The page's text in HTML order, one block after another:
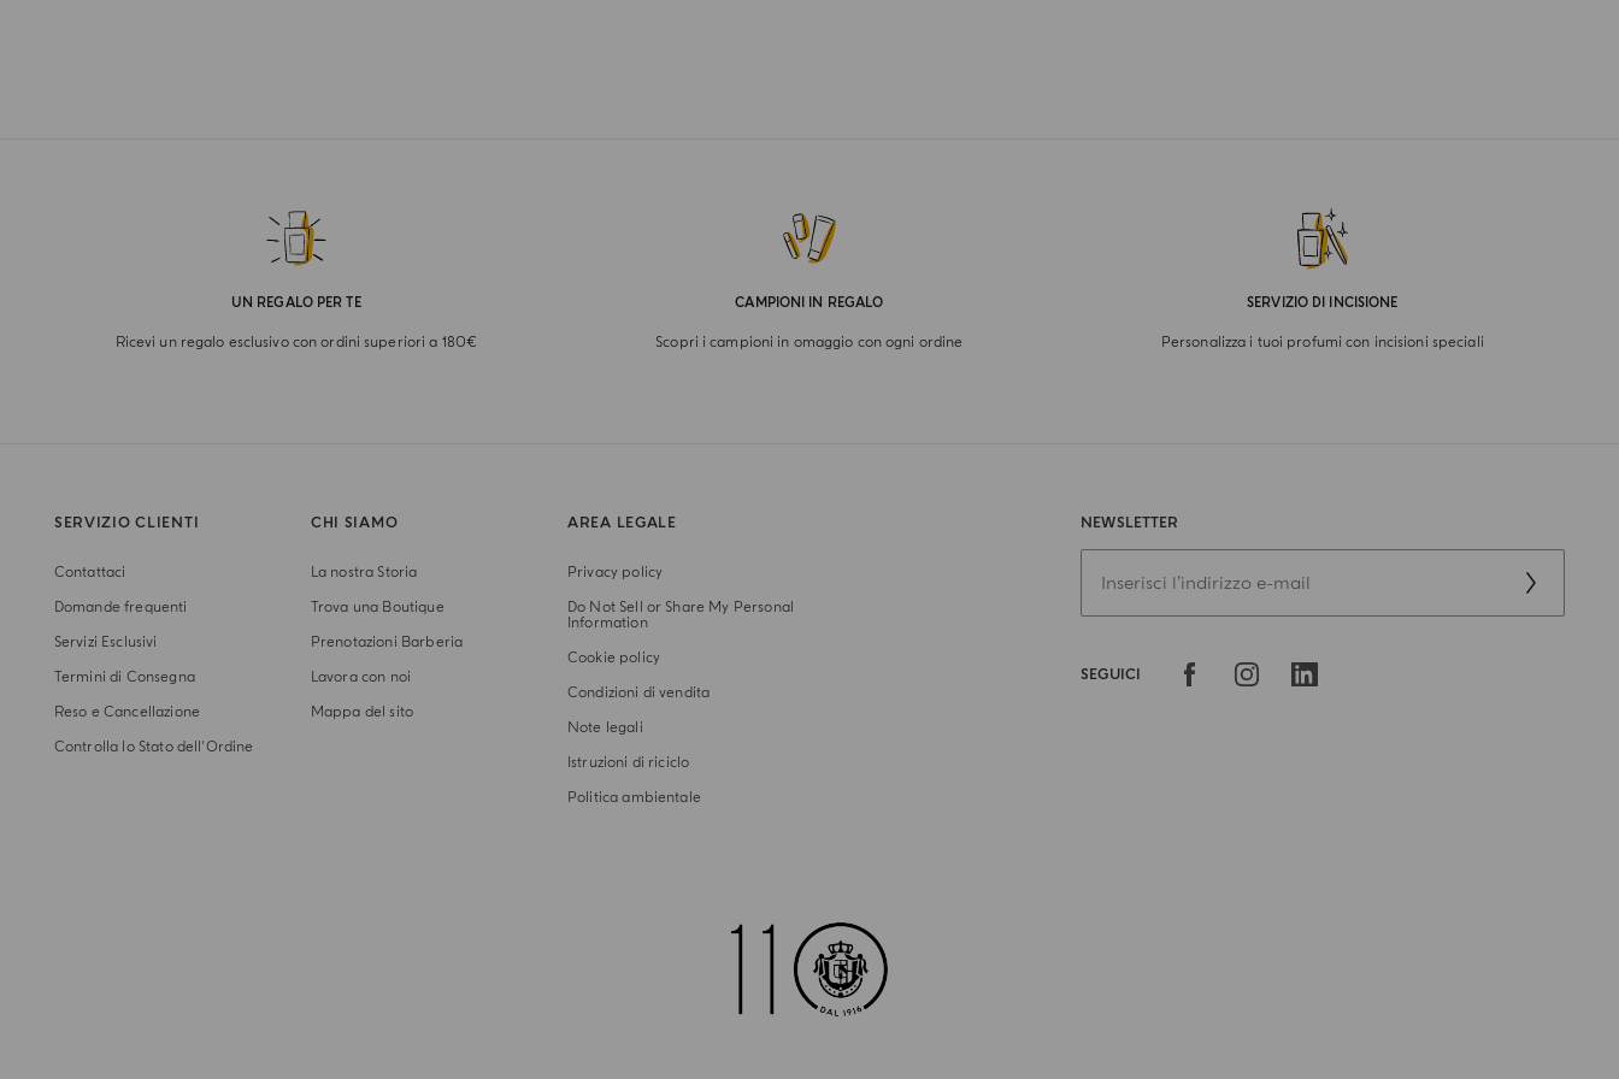
UN REGALO PER TE
Ricevi un regalo esclusivo con ordini superiori a 180€
CAMPIONI IN REGALO
Scopri i campioni in omaggio con ogni ordine
SERVIZIO DI INCISIONE
Personalizza i tuoi profumi con incisioni speciali
NEWSLETTER
SEGUICI
SERVIZIO CLIENTI
Contattaci
Domande frequenti
Servizi Esclusivi
Termini di Consegna
Reso e Cancellazione
Controlla lo Stato dell'Ordine
CHI SIAMO
La nostra Storia
Trova una Boutique
Prenotazioni Barberia
Lavora con noi
Mappa del sito
AREA LEGALE
Privacy policy
Do Not Sell or Share My Personal
Information
Cookie policy
Condizioni di vendita
Note legali
Istruzioni di riciclo
Politica ambientale